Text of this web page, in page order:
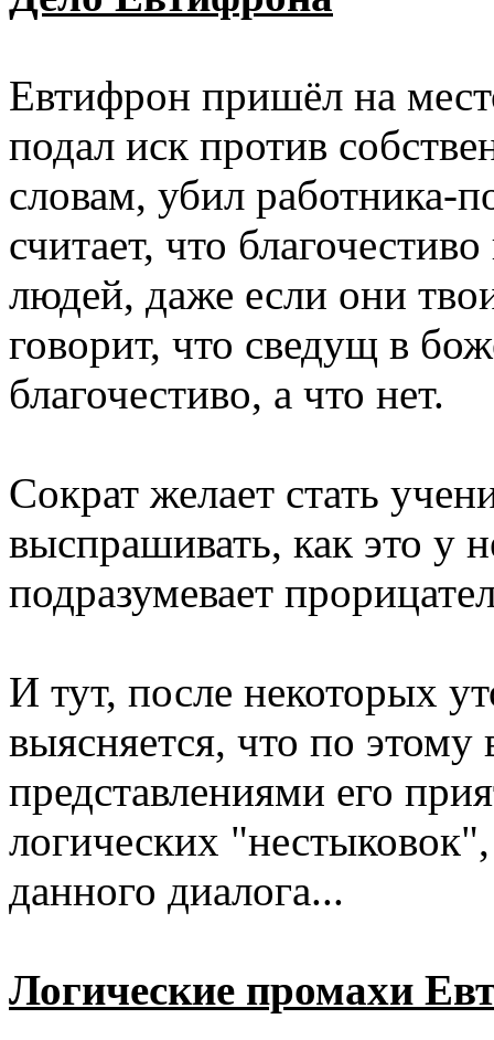
Евтифрон пришёл на
подал иск против
словам, убил работника-
считает, что
людей, даже если они
говорит, что сведущ в
благочестиво, а что нет.
Сократ желает стать
выспрашивать, как это у
подразумевает
И тут, после некоторых
выясняется, что по этому
представлениями его
логических
данного диалога...
Логические промахи